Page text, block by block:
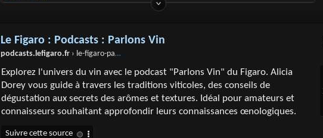
Le Figaro : Podcasts : Parlons Vin
podcasts.lefigaro.fr › le-figaro-parlons-vin
Explorez l'univers du vin avec le podcast "Parlons Vin" du Figaro. Alicia
Dorey vous guide à travers les traditions viticoles, des conseils de
dégustation aux secrets des arômes et textures. Idéal pour amateurs et
connaisseurs souhaitant approfondir leurs connaissances œnologiques.